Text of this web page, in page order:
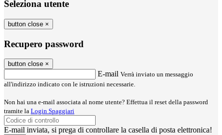
Seleziona utente
button close ×
Recupero password
button close ×
E-mail Verrà inviato un messaggio
all'indirizzo indicato con le istruzioni necessarie.
Non hai una e-mail associata al nome utente? Effettua il reset della password
tramite la Login Spaggiari
E-mail inviata, si prega di controllare la casella di posta elettronica!